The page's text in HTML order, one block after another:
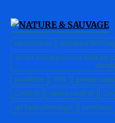
coronavirus Kinshasa RD
un ver marin pourrait aider les
pandémie
FMI groupe
Covid-19
vaccin covid-19
gel hydroalcoolique
provinces